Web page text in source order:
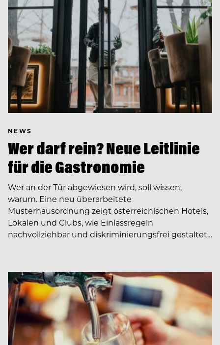
NEWS
Wer darf rein? Neue Leitlinie
für die Gastronomie
Wer an der Tür abgewiesen wird, soll wissen,
warum. Eine neu überarbeitete
Musterhausordnung zeigt österreichischen Hotels,
Lokalen und Clubs, wie Einlassregeln
nachvollziehbar und diskriminierungsfrei gestaltet…